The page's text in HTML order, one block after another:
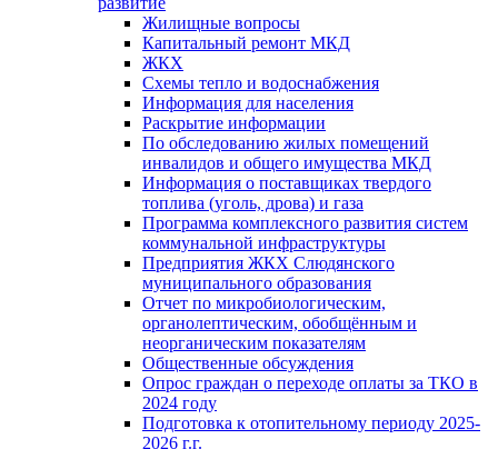
Жилищные вопросы
Капитальный ремонт МКД
ЖКХ
Схемы тепло и водоснабжения
Информация для населения
Раскрытие информации
По обследованию жилых помещений
инвалидов и общего имущества МКД
Информация о поставщиках твердого
топлива (уголь, дрова) и газа
Программа комплексного развития систем
коммунальной инфраструктуры
Предприятия ЖКХ Слюдянского
муниципального образования
Отчет по микробиологическим,
органолептическим, обобщённым и
неорганическим показателям
Общественные обсуждения
Опрос граждан о переходе оплаты за ТКО в
2024 году
Подготовка к отопительному периоду 2025-
2026 г.г.